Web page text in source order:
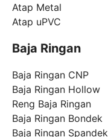
Atap Metal
Atap uPVC
Baja Ringan
Baja Ringan CNP
Baja Ringan Hollow
Reng Baja Ringan
Baja Ringan Bondek
Baja Ringan Spandek